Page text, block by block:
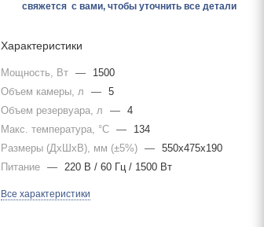
свяжется с вами, чтобы уточнить все детали
Характеристики
Мощность, Вт —
1500
Объем камеры, л
— 5
Объем резервуара, л
— 4
Макс. температура, °C —
134
Размеры (ДхШхВ), мм (±5%) — 550х475х190
Питание — 220 В / 60 Гц / 1500 Вт
Все характеристики